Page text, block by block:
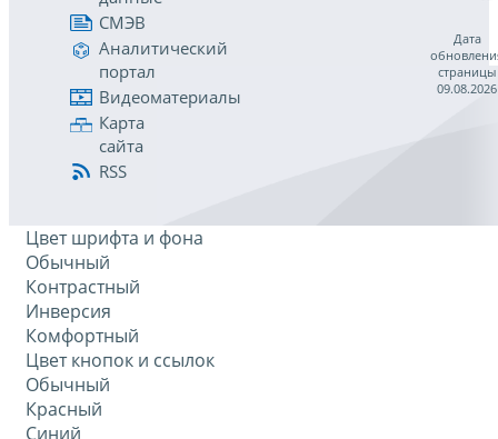
СМЭВ
Аналитический
портал
Видеоматериалы
Карта
сайта
RSS
Дата
страницы
09.08.2026
Цвет шрифта и фона
Обычный
Контрастный
Инверсия
Комфортный
Цвет кнопок и ссылок
Обычный
Красный
Синий